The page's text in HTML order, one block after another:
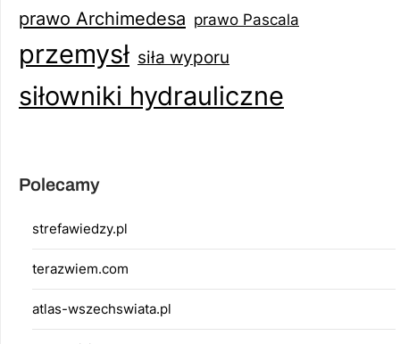
prawo Archimedesa prawo Pascala
przemysł siła wyporu
siłowniki hydrauliczne
Polecamy
strefawiedzy.pl
terazwiem.com
atlas-wszechswiata.pl